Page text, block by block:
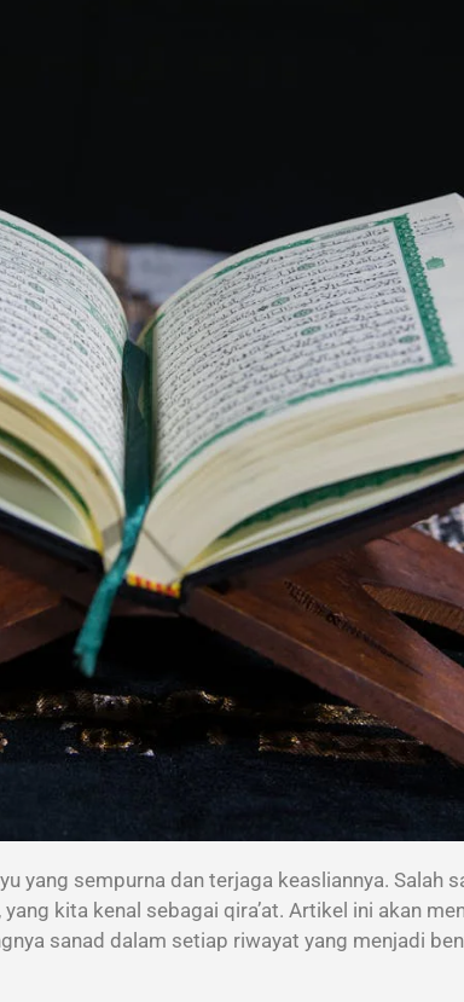
kita kenal sebagai qira’at. Artikel ini akan
sanad dalam setiap riwayat yang menjadi